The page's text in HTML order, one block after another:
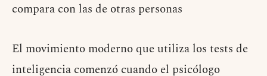
compara con las de otras personas
El movimiento moderno que utiliza los tests de
inteligencia comenzó cuando el psicólogo